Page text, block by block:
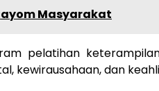
Masyarakat
pelatihan
kewirausahaan, dan